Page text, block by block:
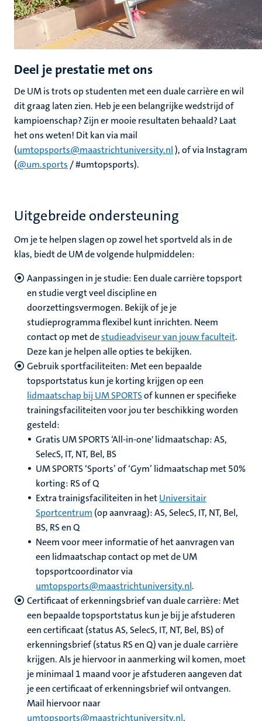
Deel je prestatie met ons
De UM is trots op studenten met een duale carrière en wil
dit graag laten zien. Heb je een belangrijke wedstrijd of
kampioenschap? Zijn er mooie resultaten behaald? Laat
het ons weten! Dit kan via mail
(umtopsports@maastrichtuniversity.nl), of via Instagram
(@um.sports / #umtopsports).
Uitgebreide ondersteuning
Om je te helpen slagen op zowel het sportveld als in de
klas, biedt de UM de volgende hulpmiddelen:
Aanpassingen in je studie: Een duale carrière topsport
en studie vergt veel discipline en
doorzettingsvermogen. Bekijk of je je
studieprogramma flexibel kunt inrichten. Neem
contact op met destudieadviseur van jouw faculteit.
Deze kan je helpen alle opties te bekijken.
Gebruik sportfaciliteiten: Met een bepaalde
topsportstatus kun je korting krijgen op een
lidmaatschap bij UM SPORTSof kunnen er specifieke
trainingsfaciliteiten voor jou ter beschikking worden
gesteld:
Gratis UM SPORTS ‘All-in-one' lidmaatschap: AS,
SelecS, IT, NT, Bel, BS
UM SPORTS ‘Sports’ of ‘Gym’ lidmaatschap met 50%
korting: RS of Q
Extra trainigsfaciliteiten in hetUniversitair
Sportcentrum (op aanvraag): AS, SelecS, IT, NT, Bel,
BS, RS en Q
Neem voor meer informatie of het aanvragen van
een lidmaatschap contact op met de UM
topsportcoordinator via
umtopsports@maastrichtuniversity.nl.
Certificaat of erkenningsbrief van duale carrière: Met
een bepaalde topsportstatus kun je bij je afstuderen
een certificaat (status AS, SelecS, IT, NT, Bel, BS) of
erkenningsbrief (status RS en Q) van je duale carrière
krijgen. Als je hiervoor in aanmerking wil komen, moet
je minimaal 1 maand voor je afstuderen aangeven dat
je een certificaat of erkenningsbrief wil ontvangen.
Mail hiervoor naar
umtopsports@maastrichtuniversity.nl.